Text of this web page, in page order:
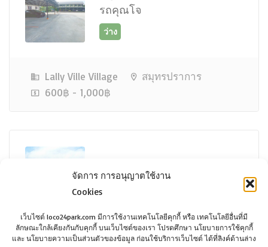
จัดการ การอนุญาตใช้งาน
Cookies
เว็บไซต์ loco24park.com มีการใช้งานเทคโนโลยีคุกกี้ หรือ เทคโนโลยีอื่นที่มี
ลักษณะใกล้เคียงกันกับคุกกี้ บนเว็บไซต์ของเรา โปรดศึกษา นโยบายการใช้คุกกี้
และ นโยบายความเป็นส่วนตัวของข้อมูล ก่อนใช้บริการเว็บไซต์ ได้ที่ลิงค์ด้านล่าง
รถคุณโจ
Lally Ville Village
สมุทรปราการ
600฿ - 1,000฿
Robinson Samut Prakan